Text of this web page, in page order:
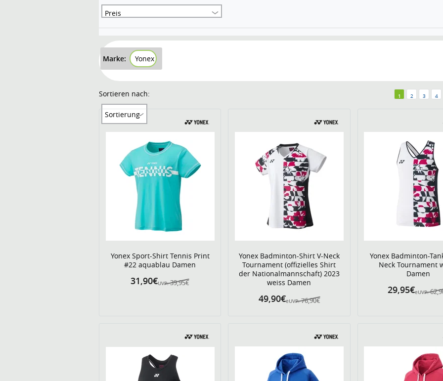
Preis
Marke: Yonex
Sortieren nach:
Sortierung
1 2 3 4
Yonex Sport-Shirt Tennis Print
#22 aquablau Damen
UVP: 39,95€
31,90€
Yonex Badminton-Shirt V-Neck
Tournament (offizielles Shirt
der Nationalmannschaft) 2023
weiss Damen
eUVP: 76,90€
49,90€
Yonex Badminton-
Neck Tournament
Damen
eUVP:
29,95€